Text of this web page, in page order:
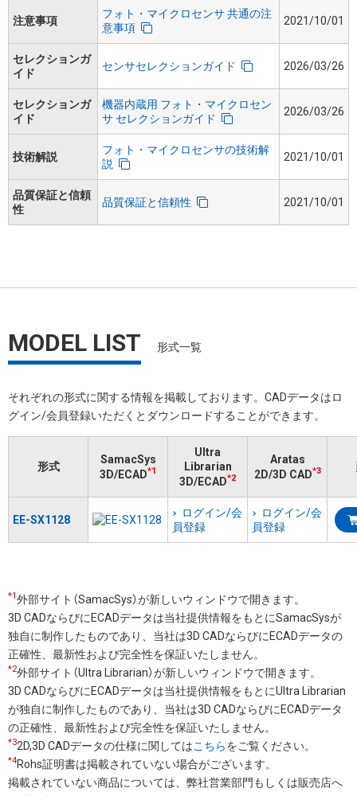
注意事項
フォト・マイクロセンサ 共通の注
意事項
2021/10/01
セレクションガ
イド
センサセレクションガイド 2026/03/26
セレクションガ
イド
機器内蔵用 フォト・マイクロセン
サ セレクションガイド
2026/03/26
技術解説
フォト・マイクロセンサの技術解
説
2021/10/01
品質保証と信頼
性
品質保証と信頼性 2021/10/01
MODEL LIST 形式一覧
それぞれの形式に関する情報を掲載しております。​CADデータはロ
グイン/会員登録いただくと​ダウンロードすることができます。
形式
SamacSys
3D/ECAD*1
Ultra
Librarian
3D/ECAD*2
Aratas
2D/3D CAD*3
EE-SX1128
ログイン/会
員登録
ログイン/会
員登録
*1外部サイト（SamacSys）が新しいウィンドウで開きます。
3D CADならびにECADデータは当社提供情報をもとにSamacSysが
独自に制作したものであり、当社は3D CADならびにECADデータの
正確性、最新性および完全性を保証いたしません。
*2外部サイト（Ultra Librarian）が新しいウィンドウで開きます。
3D CADならびにECADデータは当社提供情報をもとにUltra Librarian
が独自に制作したものであり、当社は3D CADならびにECADデータ
の正確性、最新性および完全性を保証いたしません。
*32D,3D CADデータの仕様に関してはこちらをご覧ください。
*4Rohs証明書は掲載されていない場合がございます。
掲載されていない商品については、弊社営業部門もしくは販売店へ